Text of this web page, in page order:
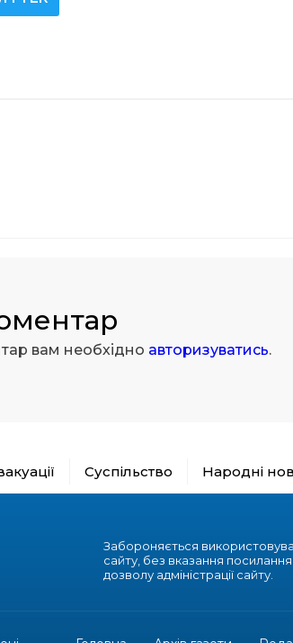
вам необхідно авторизуватись.
Суспільство Народні
Забороняється
сайту, без вказання
дозволу адміністрації сайту.